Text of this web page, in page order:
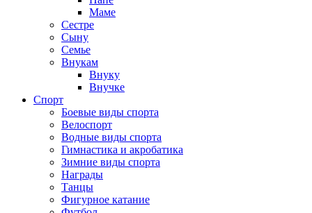
Маме
Сестре
Сыну
Семье
Внукам
Внуку
Внучке
Спорт
Боевые виды спорта
Велоспорт
Водные виды спорта
Гимнастика и акробатика
Зимние виды спорта
Награды
Танцы
Фигурное катание